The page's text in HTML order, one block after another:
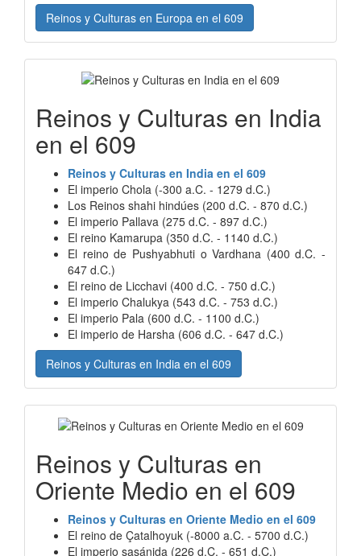
Reinos y Culturas en Europa en el 609
Reinos y Culturas en India
en el 609
Reinos y Culturas en India en el 609
El imperio Chola (-300 a.C. - 1279 d.C.)
Los Reinos shahi hindúes (200 d.C. - 870 d.C.)
El imperio Pallava (275 d.C. - 897 d.C.)
El reino Kamarupa (350 d.C. - 1140 d.C.)
El reino de Pushyabhuti o Vardhana (400 d.C. -
647 d.C.)
El reino de Licchavi (400 d.C. - 750 d.C.)
El imperio Chalukya (543 d.C. - 753 d.C.)
El imperio Pala (600 d.C. - 1100 d.C.)
El imperio de Harsha (606 d.C. - 647 d.C.)
Reinos y Culturas en India en el 609
Reinos y Culturas en
Oriente Medio en el 609
Reinos y Culturas en Oriente Medio en el 609
El reino de Çatalhoyuk (-8000 a.C. - 5700 d.C.)
El imperio sasánida (226 d.C. - 651 d.C.)